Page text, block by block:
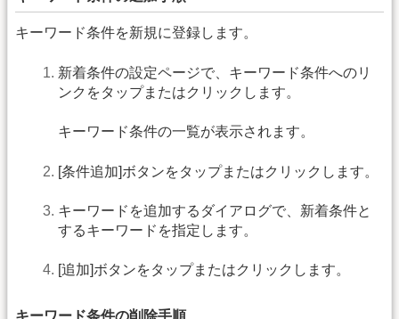
キーワード条件を新規に登録します。
新着条件の設定ページで、キーワード条件へのリ
ンクをタップまたはクリックします。
キーワード条件の一覧が表示されます。
[条件追加]ボタンをタップまたはクリックします。
キーワードを追加するダイアログで、新着条件と
するキーワードを指定します。
[追加]ボタンをタップまたはクリックします。
キーワード条件の削除手順